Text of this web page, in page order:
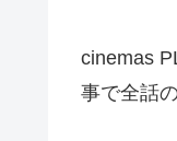
cinemas
事で全話